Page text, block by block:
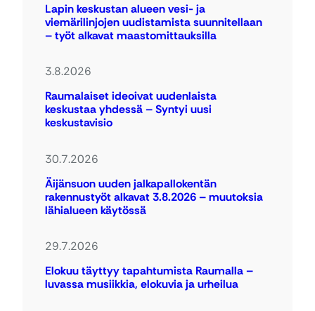
Lapin keskustan alueen vesi- ja
viemärilinjojen uudistamista suunnitellaan
– työt alkavat maastomittauksilla
3.8.2026
Raumalaiset ideoivat uudenlaista
keskustaa yhdessä – Syntyi uusi
keskustavisio
30.7.2026
Äijänsuon uuden jalkapallokentän
rakennustyöt alkavat 3.8.2026 – muutoksia
lähialueen käytössä
29.7.2026
Elokuu täyttyy tapahtumista Raumalla –
luvassa musiikkia, elokuvia ja urheilua